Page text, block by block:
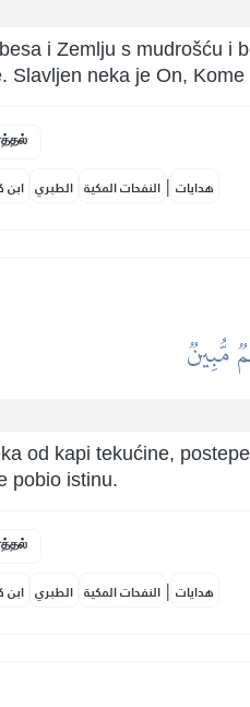
i Zemlju s mudrošću i
Slavljen neka je On,
ابن الطبري النفحات المكية | هدايات
مُّبِينٞ
od kapi tekućine,
pobio istinu.
ابن الطبري النفحات المكية | هدايات